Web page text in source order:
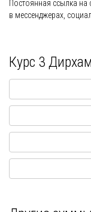
Постоянная ссылка на
в мессенджерах,
Курс 3